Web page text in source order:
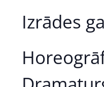
Izrādes